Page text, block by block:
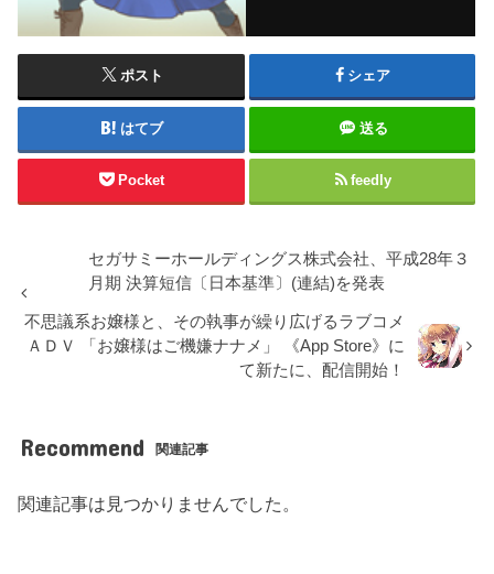
ポスト シェア
はてブ 送る
Pocket feedly
セガサミーホールディングス株式会社、平成28年３
月期 決算短信〔日本基準〕(連結)を発表
不思議系お嬢様と、その執事が繰り広げるラブコメ
ＡＤＶ 「お嬢様はご機嫌ナナメ」 《App Store》に
て新たに、配信開始！
Recommend 関連記事
関連記事は見つかりませんでした。